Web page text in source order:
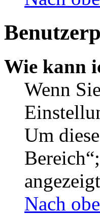
Wie kann
Wenn
Um
Nach